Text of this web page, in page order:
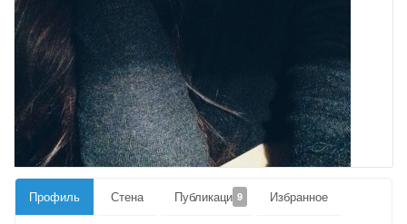
Профиль Стена Публикации9 Избранное